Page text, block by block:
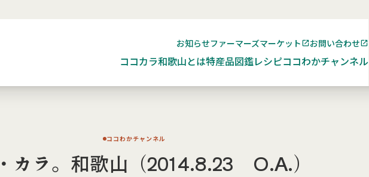
お知らせファーマーズマーケット お問い合わせ
ココカラ和歌山とは特産品図鑑レシピココわかチャンネル
ココわかチャンネル
カラ。和歌山（2014.8.23 O.A.）